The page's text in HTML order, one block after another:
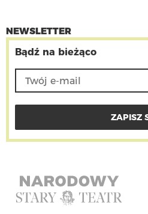
NEWSLETTER
Bądź na bieżąco